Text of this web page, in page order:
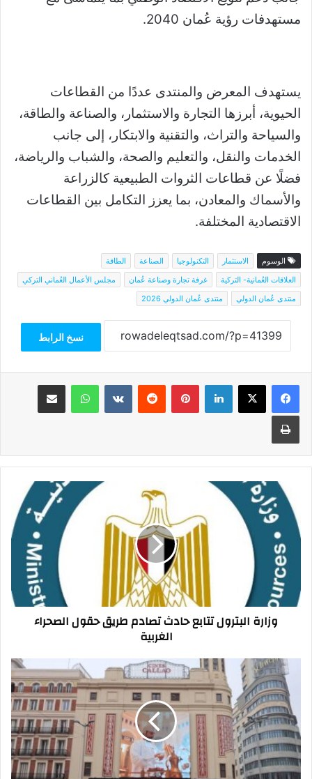
مستهدفات رؤية عُمان 2040.
يستهدف المعرض والمنتدى عددًا من القطاعات
الحيوية، أبرزها التجارة والاستثمار، والصناعة والطاقة،
والسياحة والتراث، والتقنية والابتكار، إلى جانب
الخدمات والنقل، والتعليم والصحة، والشباب والرياضة،
فضلًا عن قطاعات الثروات الطبيعية كالزراعة
والأسماك والمعادن، بما يعزز التكامل بين القطاعات
الاقتصادية المختلفة.
الوسوم الاستثمار التكنولوجيا الصناعة
الطاقة
العلاقات العُمانية- التركية
غرفة تجارة وصناعة عُمان
مجلس الأعمال العُماني التركي
منتدى عُمان الدولي
منتدى عُمان الدولي 2026
نسخ الرابط
فيسبوك‫X لينكدإن بينتيريست واتساب مشاركة عبر البريد
طباعة
وزارة
البترول
تتابع
حادث
تصادم
طريق
حقول
الصحراء
الغربية
وزارة البترول تتابع حادث تصادم طريق حقول الصحراء
الغربية
سلطنة
عُمان
تطلق
حملة
ترويجية
في
إسبانيا